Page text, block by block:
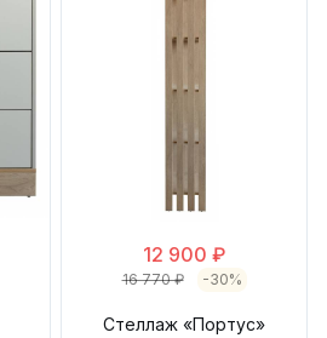
12 900 ₽
16 770 ₽ -30%
Стеллаж «Портус»